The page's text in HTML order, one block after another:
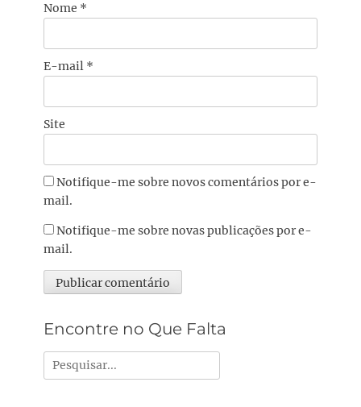
Nome *
E-mail *
Site
Notifique-me sobre novos comentários por e-
mail.
Notifique-me sobre novas publicações por e-
mail.
Encontre no Que Falta
Pesquisar
por: